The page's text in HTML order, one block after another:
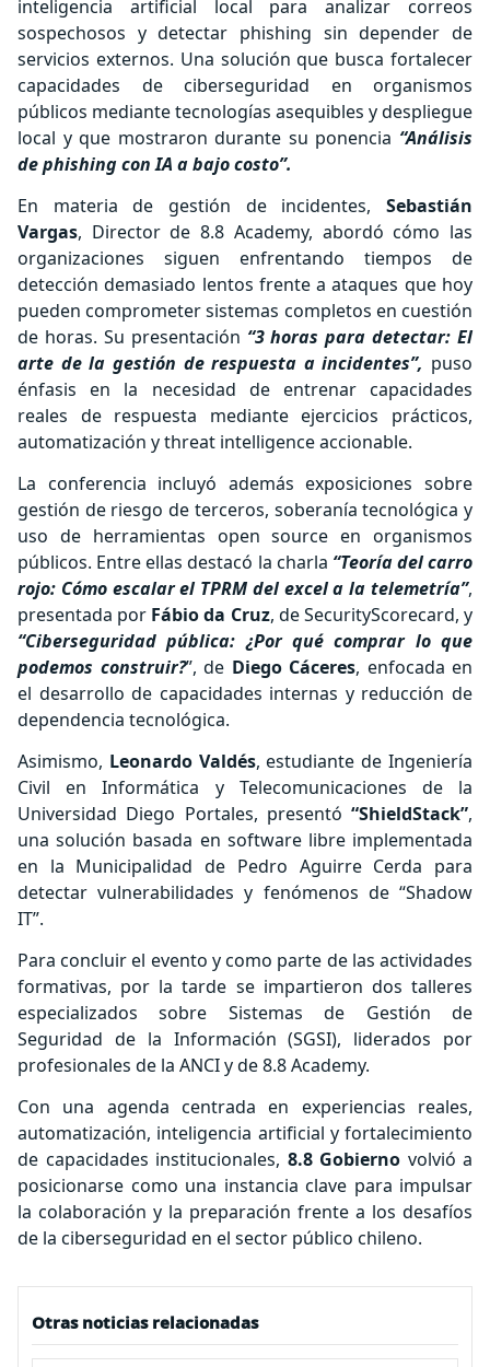
inteligencia artificial local para analizar correos
sospechosos y detectar phishing sin depender de
servicios externos. Una solución que busca fortalecer
capacidades de ciberseguridad en organismos
públicos mediante tecnologías asequibles y despliegue
local y que mostraron durante su ponencia “Análisis
de phishing con IA a bajo costo”.
En materia de gestión de incidentes, Sebastián
Vargas, Director de 8.8 Academy, abordó cómo las
organizaciones siguen enfrentando tiempos de
detección demasiado lentos frente a ataques que hoy
pueden comprometer sistemas completos en cuestión
de horas. Su presentación “3 horas para detectar: El
arte de la gestión de respuesta a incidentes”, puso
énfasis en la necesidad de entrenar capacidades
reales de respuesta mediante ejercicios prácticos,
automatización y threat intelligence accionable.
La conferencia incluyó además exposiciones sobre
gestión de riesgo de terceros, soberanía tecnológica y
uso de herramientas open source en organismos
públicos. Entre ellas destacó la charla “Teoría del carro
rojo: Cómo escalar el TPRM del excel a la telemetría”,
presentada por Fábio da Cruz, de SecurityScorecard, y
“Ciberseguridad pública: ¿Por qué comprar lo que
podemos construir?”, de Diego Cáceres, enfocada en
el desarrollo de capacidades internas y reducción de
dependencia tecnológica.
Asimismo, Leonardo Valdés, estudiante de Ingeniería
Civil en Informática y Telecomunicaciones de la
Universidad Diego Portales, presentó “ShieldStack”,
una solución basada en software libre implementada
en la Municipalidad de Pedro Aguirre Cerda para
detectar vulnerabilidades y fenómenos de “Shadow
IT”.
Para concluir el evento y como parte de las actividades
formativas, por la tarde se impartieron dos talleres
especializados sobre Sistemas de Gestión de
Seguridad de la Información (SGSI), liderados por
profesionales de la ANCI y de 8.8 Academy.
Con una agenda centrada en experiencias reales,
automatización, inteligencia artificial y fortalecimiento
de capacidades institucionales, 8.8 Gobierno volvió a
posicionarse como una instancia clave para impulsar
la colaboración y la preparación frente a los desafíos
de la ciberseguridad en el sector público chileno.
Otras noticias relacionadas